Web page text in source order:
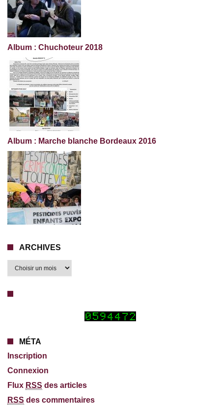
Album : Chuchoteur 2018
Album : Marche blanche Bordeaux 2016
ARCHIVES
MÉTA
Inscription
Connexion
Flux RSS des articles
RSS des commentaires